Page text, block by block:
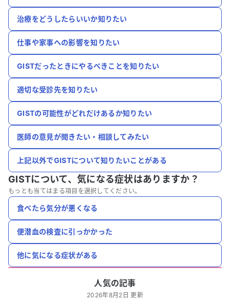
治療をどうしたらいいか知りたい
仕事や家事への影響を知りたい
GISTだったときにやるべきことを知りたい
適切な受診先を知りたい
GISTの可能性がどれだけあるか知りたい
医師の意見が聞きたい・相談してみたい
上記以外でGISTについて知りたいことがある
GISTについて、 気になる症状はありますか？
もっとも当てはまる項目を選択してください。
食べたら気分が悪くなる
便潜血の検査に引っかかった
他に気になる症状がある
人気の記事
2026年8月2日 更新